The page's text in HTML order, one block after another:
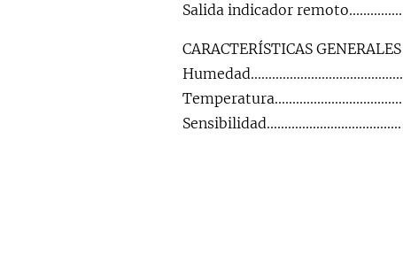
Salida indicador
CARACTERÍSTICAS GENERALES